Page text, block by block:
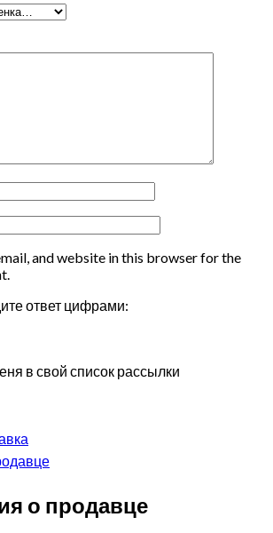
and website in this browser for the
ответ цифрами:
в свой список рассылки
о продавце